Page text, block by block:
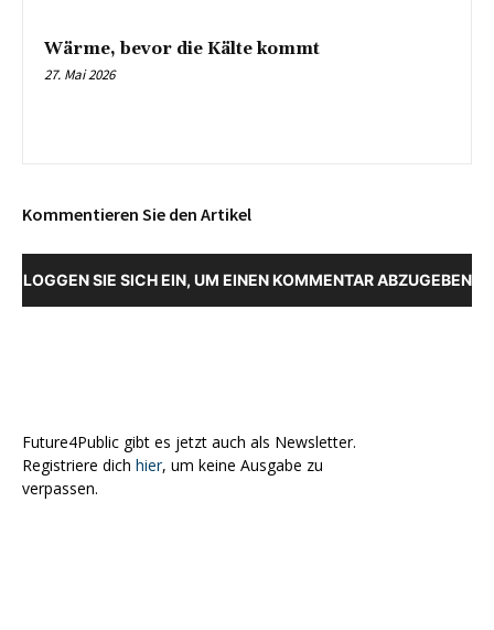
Wärme, bevor die Kälte kommt
27. Mai 2026
Kommentieren Sie den Artikel
LOGGEN SIE SICH EIN, UM EINEN KOMMENTAR ABZUGEBEN
Future4Public gibt es jetzt auch als Newsletter.
Registriere dich hier, um keine Ausgabe zu
verpassen.